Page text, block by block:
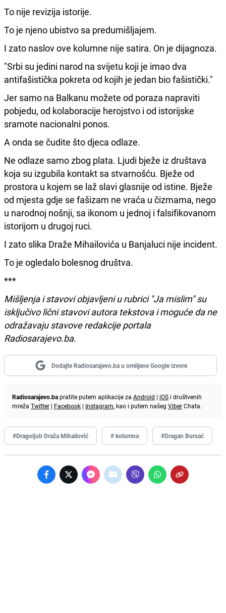
To nije revizija istorije.
To je njeno ubistvo sa predumišljajem.
I zato naslov ove kolumne nije satira. On je dijagnoza.
"Srbi su jedini narod na svijetu koji je imao dva
antifašistička pokreta od kojih je jedan bio fašistički."
Jer samo na Balkanu možete od poraza napraviti
pobjedu, od kolaboracije herojstvo i od istorijske
sramote nacionalni ponos.
A onda se čudite što djeca odlaze.
Ne odlaze samo zbog plata. Ljudi bježe iz društava
koja su izgubila kontakt sa stvarnošću. Bježe od
prostora u kojem se laž slavi glasnije od istine. Bježe
od mjesta gdje se fašizam ne vraća u čizmama, nego
u narodnoj nošnji, sa ikonom u jednoj i falsifikovanom
istorijom u drugoj ruci.
I zato slika Draže Mihailovića u Banjaluci nije incident.
To je ogledalo bolesnog društva.
***
Mišljenja i stavovi objavljeni u rubrici "Ja mislim" su
isključivo lični stavovi autora tekstova i moguće da ne
odražavaju stavove redakcije portala
Radiosarajevo.ba.
Dodajte Radiosarajevo.ba u omiljene Google izvore
Radiosarajevo.bapratite putem aplikacije za Android | iOS i društvenih
mreža Twitter | Facebook | Instagram, kao i putem našeg ViberChata.
#Dragoljub Draža Mihailović # kolumna #Dragan Bursać